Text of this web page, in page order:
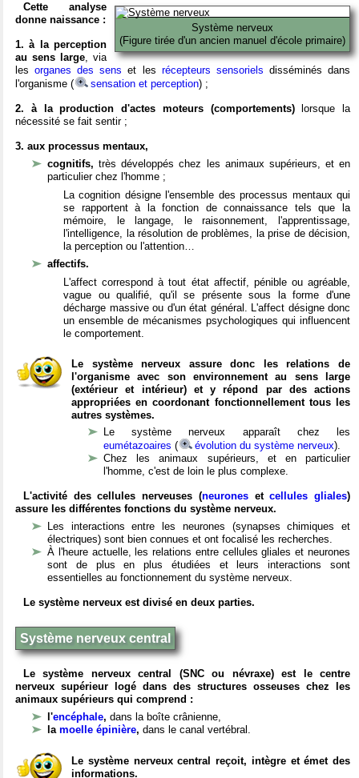
Système nerveux
(Figure tirée d'un ancien manuel d'école primaire)
Cette analyse
donne naissance :
1. à la perception
au sens large, via
lesorganes des sens et les récepteurs sensoriels disséminés dans
l'organisme (
sensation et perception) ;
2. à la production d'actes moteurs (comportements)lorsque la
nécessité se fait sentir ;
3. aux processus mentaux,
cognitifs,très développés chez les animaux supérieurs, et en
particulier chez l'homme ;
La cognition désigne l'ensemble des processus mentaux qui
se rapportent à la fonction de connaissance tels que la
mémoire, le langage, le raisonnement, l'apprentissage,
l'intelligence, la résolution de problèmes, la prise de décision,
la perception ou l'attention…
affectifs.
L'affect correspond à tout état affectif, pénible ou agréable,
vague ou qualifié, qu'il se présente sous la forme d'une
décharge massive ou d'un état général. L'affect désigne donc
un ensemble de mécanismes psychologiques qui influencent
le comportement.
Le système nerveux assure donc les relations de
l'organisme avec son environnement au sens large
(extérieur et intérieur) et y répond par des actions
appropriées en coordonant fonctionnellement tous les
autres systèmes.
Le système nerveux apparaît chez les
eumétazoaires ( évolution du système nerveux).
Chez les animaux supérieurs, et en particulier
l'homme, c'est de loin le plus complexe.
L'activité des cellules nerveuses (neuronesetcellules gliales)
assure les différentes fonctions du système nerveux.
Les interactions entre les neurones (synapses chimiques et
électriques) sont bien connues et ont focalisé les recherches.
À l'heure actuelle, les relations entre cellules gliales et neurones
sont de plus en plus étudiées et leurs interactions sont
essentielles au fonctionnement du système nerveux.
Le système nerveux est divisé en deux parties.
Système nerveux central
Le système nerveux central (SNC ou névraxe) est le centre
nerveux supérieur logé dans des structures osseuses chez les
animaux supérieurs qui comprend :
l'encéphale, dans la boîte crânienne,
la moelle épinière, dans le canal vertébral.
Le système nerveux central reçoit, intègre et émet des
informations.